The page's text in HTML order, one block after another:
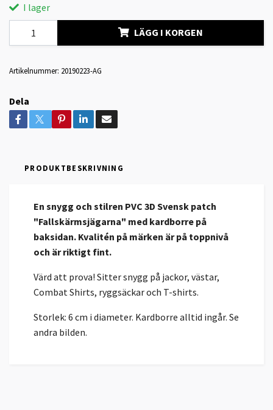
I lager
LÄGG I KORGEN
Artikelnummer: 20190223-AG
Dela
PRODUKTBESKRIVNING
En snygg och stilren PVC 3D Svensk patch
"Fallskärmsjägarna" med kardborre på
baksidan. Kvalitén på märken är på toppnivå
och är riktigt fint.
Värd att prova! Sitter snygg på jackor, västar,
Combat Shirts, ryggsäckar och T-shirts.
Storlek: 6 cm i diameter. Kardborre alltid ingår. Se
andra bilden.